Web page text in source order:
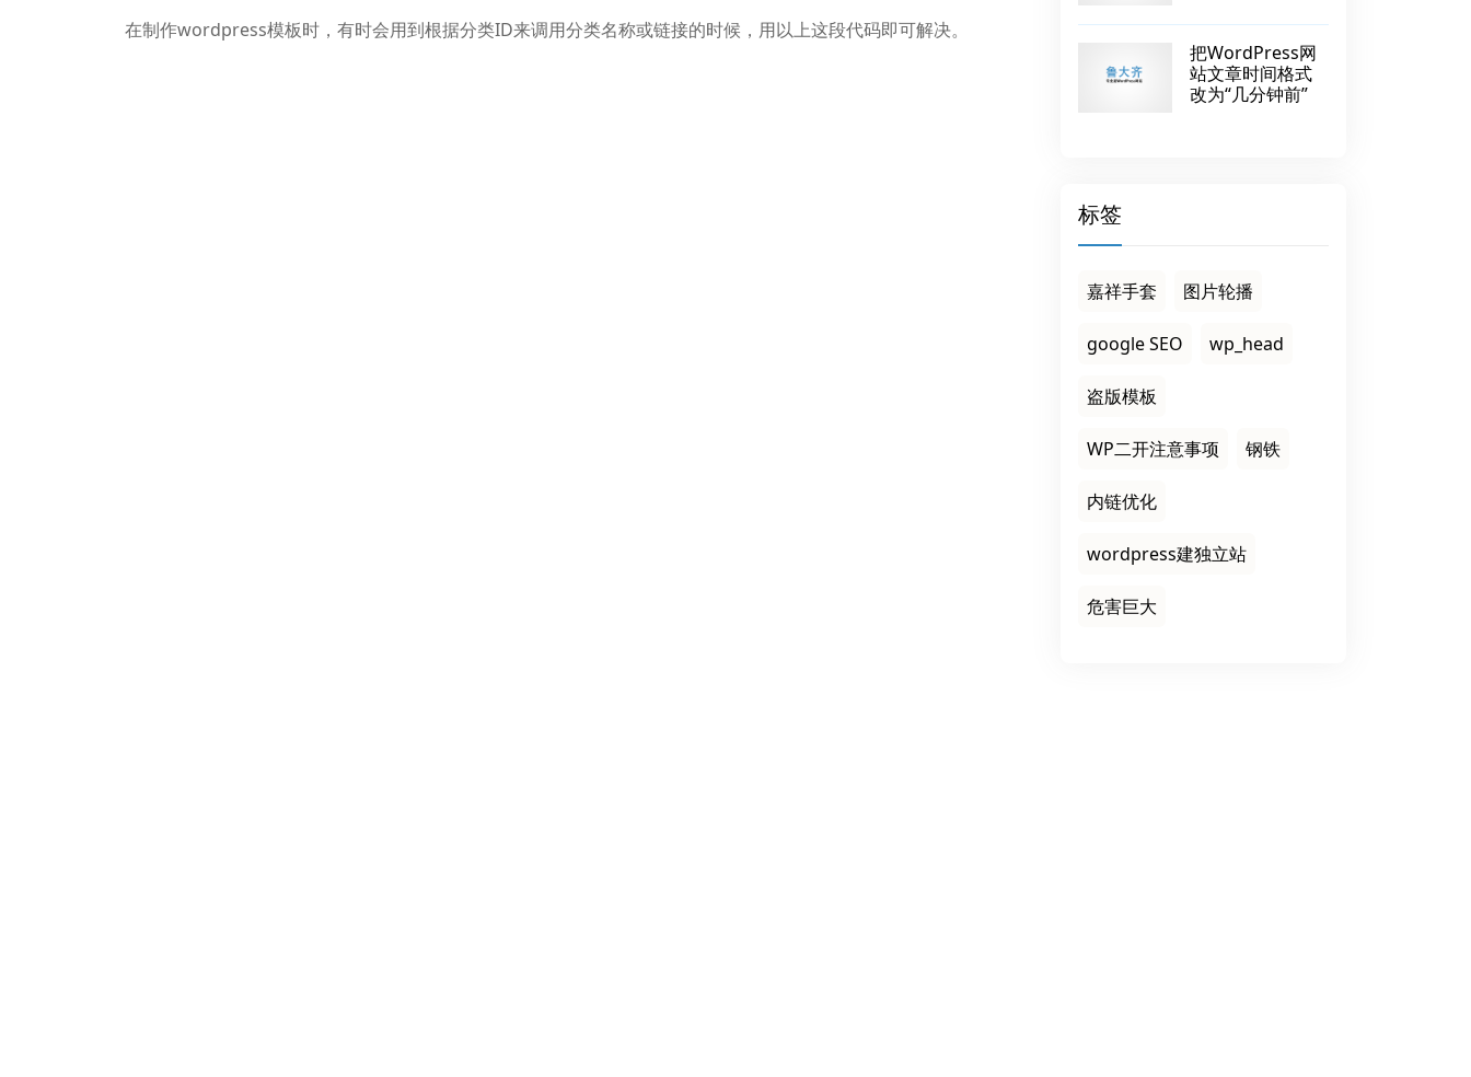
在制作wordpress模板时，有时会用到根据分类ID来调用分类名称或链接的时候，用以上这段代码即可解决。
把WordPress网
站文章时间格式
改为“几分钟前”
标签
嘉祥手套 图片轮播
google SEO wp_head
盗版模板
WP二开注意事项 钢铁
内链优化
wordpress建独立站
危害巨大